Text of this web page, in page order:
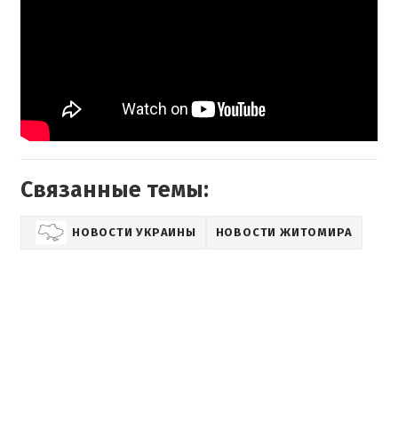
Связанные темы:
НОВОСТИ УКРАИНЫ НОВОСТИ ЖИТОМИРА